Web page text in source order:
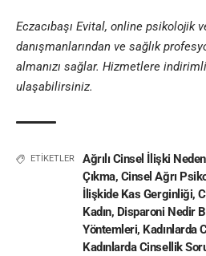
Eczacıbaşı Evital, online psikolojik
danışmanlarından ve sağlık
almanızı sağlar. Hizmetlere
ulaşabilirsiniz.
ETİKETLER Ağrılı Cinsel İlişki
Çıkma, Cinsel Ağrı
İlişkide Kas Gerginliği,
Kadın, Disparoni Nedir
Yöntemleri, Kadınlarda
Kadınlarda Cinsellik